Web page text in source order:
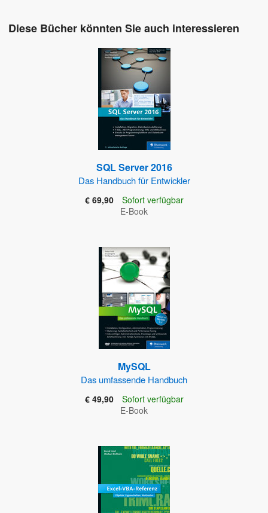
Diese Bücher könnten Sie auch interessieren
SQL Server 2016
Das Handbuch für Entwickler
€ 69,90
Sofort verfügbar
E-Book
MySQL
Das umfassende Handbuch
€ 49,90
Sofort verfügbar
E-Book